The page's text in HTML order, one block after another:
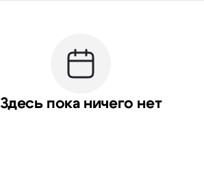
Здесь пока ничего нет